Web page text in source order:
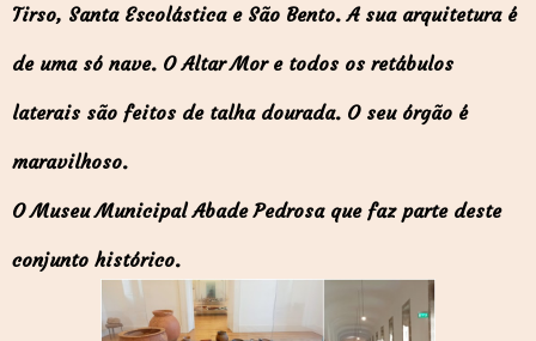
Tirso, Santa Escolástica e São Bento. A sua arquitetura é
de uma só nave. O Altar Mor e todos os retábulos
laterais são feitos de talha dourada. O seu órgão é
maravilhoso.
O Museu Municipal Abade Pedrosa que faz parte deste
conjunto histórico.